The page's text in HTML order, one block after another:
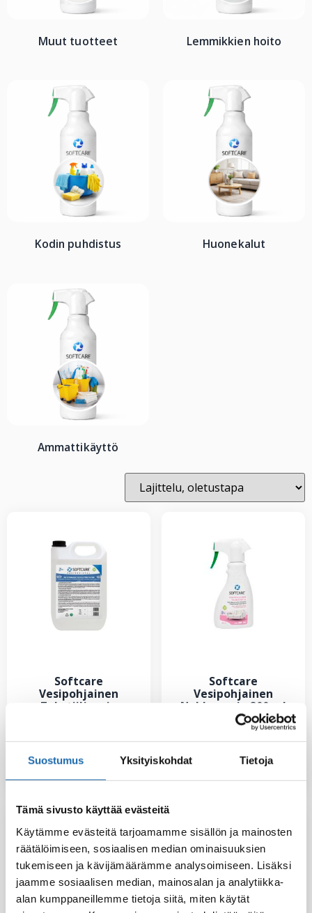
Suostumus Yksityiskohdat Tietoja
Tämä sivusto käyttää evästeitä
Käytämme evästeitä tarjoamamme sisällön ja mainosten
räätälöimiseen, sosiaalisen median ominaisuuksien
tukemiseen ja kävijämäärämme analysoimiseen. Lisäksi
jaamme sosiaalisen median, mainosalan ja analytiikka-
alan kumppaneillemme tietoja siitä, miten käytät
Muut tuotteet Lemmikkien hoito
Kodin puhdistus Huonekalut
Ammattikäyttö
Softcare
Vesipohjainen
Tekstiilisuoja
Softcare
Vesipohjainen
Nahkasuoja 300 ml
Lisää ostoskoriin